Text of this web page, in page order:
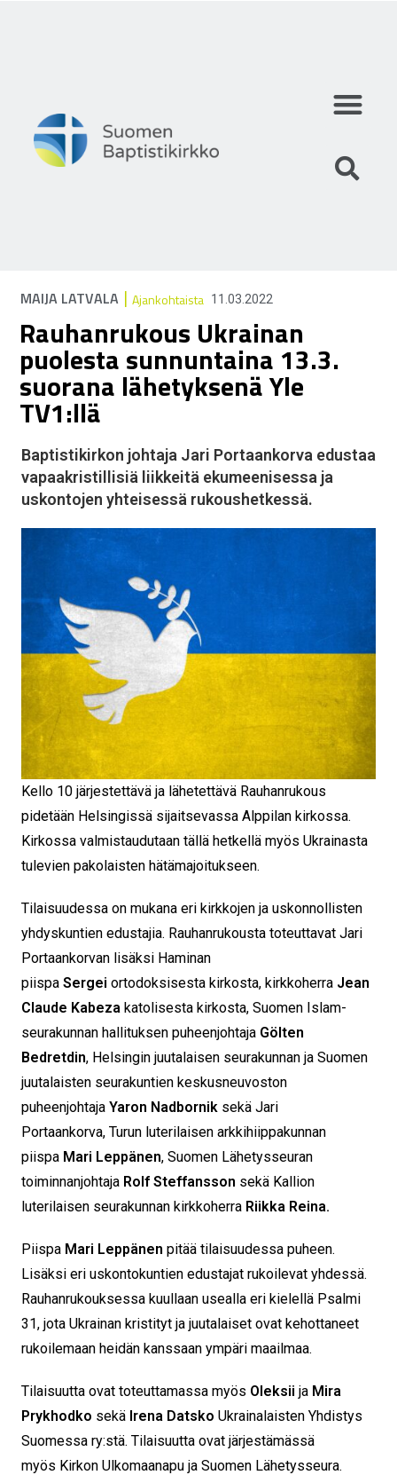
MAIJA LATVALA | Ajankohtaista 11.03.2022
Rauhanrukous Ukrainan
puolesta sunnuntaina 13.3.
suorana lähetyksenä Yle
TV1:llä
Baptistikirkon johtaja Jari Portaankorva edustaa
vapaakristillisiä liikkeitä ekumeenisessa ja
uskontojen yhteisessä rukoushetkessä.
Kello 10 järjestettävä ja lähetettävä Rauhanrukous
pidetään Helsingissä sijaitsevassa Alppilan kirkossa.
Kirkossa valmistaudutaan tällä hetkellä myös Ukrainasta
tulevien pakolaisten hätämajoitukseen.
Tilaisuudessa on mukana eri kirkkojen ja uskonnollisten
yhdyskuntien edustajia. Rauhanrukousta toteuttavat Jari
Portaankorvan lisäksi Haminan
piispa Sergei ortodoksisesta kirkosta, kirkkoherra Jean
Claude Kabeza katolisesta kirkosta, Suomen Islam-
seurakunnan hallituksen puheenjohtaja Gölten
Bedretdin, Helsingin juutalaisen seurakunnan ja Suomen
juutalaisten seurakuntien keskusneuvoston
puheenjohtaja Yaron Nadbornik sekä Jari
Portaankorva, Turun luterilaisen arkkihiippakunnan
piispa Mari Leppänen, Suomen Lähetysseuran
toiminnanjohtaja Rolf Steffansson sekä Kallion
luterilaisen seurakunnan kirkkoherra Riikka Reina.
Piispa Mari Leppänen pitää tilaisuudessa puheen.
Lisäksi eri uskontokuntien edustajat rukoilevat yhdessä.
Rauhanrukouksessa kuullaan usealla eri kielellä Psalmi
31, jota Ukrainan kristityt ja juutalaiset ovat kehottaneet
rukoilemaan heidän kanssaan ympäri maailmaa.
Tilaisuutta ovat toteuttamassa myös Oleksii ja Mira
Prykhodko sekä Irena Datsko Ukrainalaisten Yhdistys
Suomessa ry:stä. Tilaisuutta ovat järjestämässä
myös Kirkon Ulkomaanapu ja Suomen Lähetysseura.